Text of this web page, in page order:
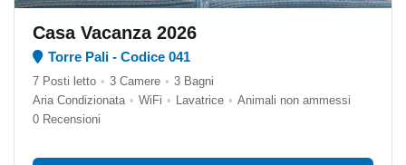
Casa Vacanza 2026
Torre Pali - Codice 041
7 Posti letto • 3 Camere • 3 Bagni
Aria Condizionata • WiFi • Lavatrice • Animali non ammessi
0 Recensioni